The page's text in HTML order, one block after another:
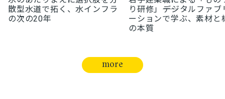
散型水道で拓く、水インフラ
の次の20年
り研修」――デジタルファ
ーションで学ぶ、素材と
の本質
more